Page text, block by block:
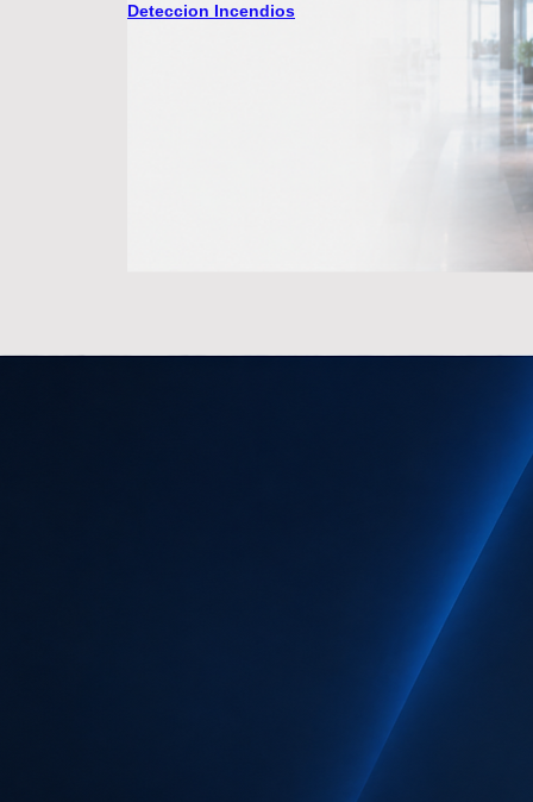
Deteccion Incendios